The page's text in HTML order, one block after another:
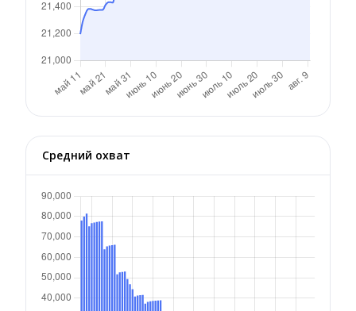
Средний охват